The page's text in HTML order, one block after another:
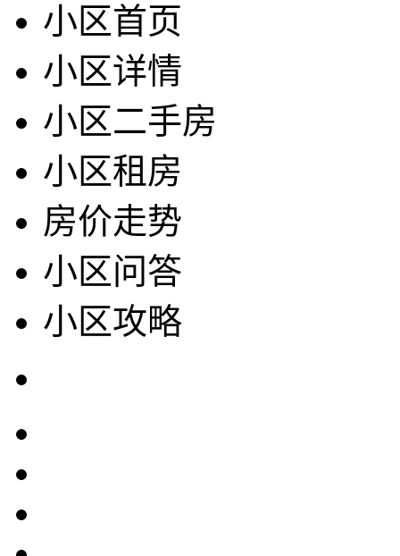
小区首页
小区详情
小区二手房
小区租房
房价走势
小区问答
小区攻略